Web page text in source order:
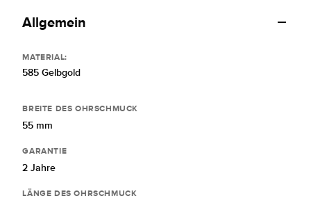
Allgemein
MATERIAL:
585 Gelbgold
BREITE DES OHRSCHMUCK
55 mm
GARANTIE
2 Jahre
LÄNGE DES OHRSCHMUCK